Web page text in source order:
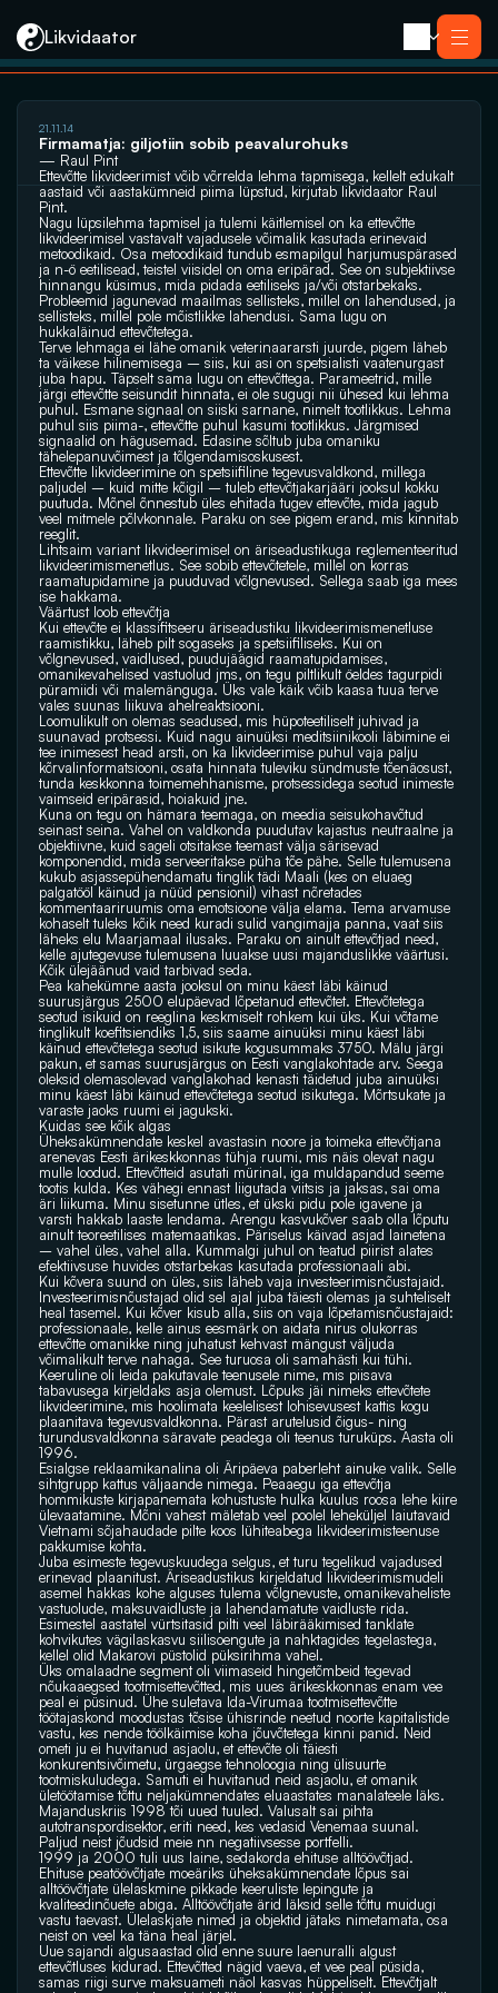
Likvidaator
Teenused
Likvideerimine koos müügiga
Likvideerimine
Saneerimine
Pankrotimenetlus
E-residendi ettevõtte sulgemine
Kontakt
21.11.14
Firmamatja: giljotiin sobib peavalurohuks
— Raul Pint
Ettevõtte likvideerimist võib võrrelda lehma tapmisega, kellelt edukalt
aastaid või aastakümneid piima lüpstud, kirjutab likvidaator Raul
Pint.
Nagu lüpsilehma tapmisel ja tulemi käitlemisel on ka ettevõtte
likvideerimisel vastavalt vajadusele võimalik kasutada erinevaid
metoodikaid. Osa metoodikaid tundub esmapilgul harjumuspärased
ja n-ö eetilisead, teistel viisidel on oma eripärad. See on subjektiivse
hinnangu küsimus, mida pidada eetiliseks ja/või otstarbekaks.
Probleemid jagunevad maailmas sellisteks, millel on lahendused, ja
sellisteks, millel pole mõistlikke lahendusi. Sama lugu on
hukkaläinud ettevõtetega.
Terve lehmaga ei lähe omanik veterinaararsti juurde, pigem läheb
ta väikese hilinemisega – siis, kui asi on spetsialisti vaatenurgast
juba hapu. Täpselt sama lugu on ettevõttega. Parameetrid, mille
järgi ettevõtte seisundit hinnata, ei ole sugugi nii ühesed kui lehma
puhul. Esmane signaal on siiski sarnane, nimelt tootlikkus. Lehma
puhul siis piima-, ettevõtte puhul kasumi tootlikkus. Järgmised
signaalid on hägusemad. Edasine sõltub juba omaniku
tähelepanuvõimest ja tõlgendamisoskusest.
Ettevõtte likvideerimine on spetsiifiline tegevusvaldkond, millega
paljudel – kuid mitte kõigil – tuleb ettevõtjakarjääri jooksul kokku
puutuda. Mõnel õnnestub üles ehitada tugev ettevõte, mida jagub
veel mitmele põlvkonnale. Paraku on see pigem erand, mis kinnitab
reeglit.
Lihtsaim variant likvideerimisel on äriseadustikuga reglementeeritud
likvideerimismenetlus. See sobib ettevõtetele, millel on korras
raamatupidamine ja puuduvad võlgnevused. Sellega saab iga mees
ise hakkama.
Väärtust loob ettevõtja
Kui ettevõte ei klassifitseeru äriseadustiku likvideerimismenetluse
raamistikku, läheb pilt sogaseks ja spetsiifiliseks. Kui on
võlgnevused, vaidlused, puudujäägid raamatupidamises,
omanikevahelised vastuolud jms, on tegu piltlikult öeldes tagurpidi
püramiidi või malemänguga. Üks vale käik võib kaasa tuua terve
vales suunas liikuva ahelreaktsiooni.
Loomulikult on olemas seadused, mis hüpoteetiliselt juhivad ja
suunavad protsessi. Kuid nagu ainuüksi meditsiinikooli läbimine ei
tee inimesest head arsti, on ka likvideerimise puhul vaja palju
kõrvalinformatsiooni, osata hinnata tuleviku sündmuste tõenäosust,
tunda keskkonna toimemehhanisme, protsessidega seotud inimeste
vaimseid eripärasid, hoiakuid jne.
Kuna on tegu on hämara teemaga, on meedia seisukohavõtud
seinast seina. Vahel on valdkonda puudutav kajastus neutraalne ja
objektiivne, kuid sageli otsitakse teemast välja särisevad
komponendid, mida serveeritakse püha tõe pähe. Selle tulemusena
kukub asjassepühendamatu tinglik tädi Maali (kes on eluaeg
palgatööl käinud ja nüüd pensionil) vihast nõretades
kommentaariruumis oma emotsioone välja elama. Tema arvamuse
kohaselt tuleks kõik need kuradi sulid vangimajja panna, vaat siis
läheks elu Maarjamaal ilusaks. Paraku on ainult ettevõtjad need,
kelle ajutegevuse tulemusena luuakse uusi majanduslikke väärtusi.
Kõik ülejäänud vaid tarbivad seda.
Pea kahekümne aasta jooksul on minu käest läbi käinud
suurusjärgus 2500 elupäevad lõpetanud ettevõtet. Ettevõtetega
seotud isikuid on reeglina keskmiselt rohkem kui üks. Kui võtame
tinglikult koefitsiendiks 1,5, siis saame ainuüksi minu käest läbi
käinud ettevõtetega seotud isikute kogusummaks 3750. Mälu järgi
pakun, et samas suurusjärgus on Eesti vanglakohtade arv. Seega
oleksid olemasolevad vanglakohad kenasti täidetud juba ainuüksi
minu käest läbi käinud ettevõtetega seotud isikutega. Mõrtsukate ja
varaste jaoks ruumi ei jagukski.
Kuidas see kõik algas
Üheksakümnendate keskel avastasin noore ja toimeka ettevõtjana
arenevas Eesti ärikeskkonnas tühja ruumi, mis näis olevat nagu
mulle loodud. Ettevõtteid asutati mürinal, iga muldapandud seeme
tootis kulda. Kes vähegi ennast liigutada viitsis ja jaksas, sai oma
äri liikuma. Minu sisetunne ütles, et ükski pidu pole igavene ja
varsti hakkab laaste lendama. Arengu kasvukõver saab olla lõputu
ainult teoreetilises matemaatikas. Päriselus käivad asjad lainetena
– vahel üles, vahel alla. Kummalgi juhul on teatud piirist alates
efektiivsuse huvides otstarbekas kasutada professionaali abi.
Kui kõvera suund on üles, siis läheb vaja investeerimisnõustajaid.
Investeerimisnõustajad olid sel ajal juba täiesti olemas ja suhteliselt
heal tasemel. Kui kõver kisub alla, siis on vaja lõpetamisnõustajaid:
professionaale, kelle ainus eesmärk on aidata nirus olukorras
ettevõtte omanikke ning juhatust kehvast mängust väljuda
võimalikult terve nahaga. See turuosa oli samahästi kui tühi.
Keeruline oli leida pakutavale teenusele nime, mis piisava
tabavusega kirjeldaks asja olemust. Lõpuks jäi nimeks ettevõtete
likvideerimine, mis hoolimata keelelisest lohisevusest kattis kogu
plaanitava tegevusvaldkonna. Pärast arutelusid õigus- ning
turundusvaldkonna säravate peadega oli teenus turuküps. Aasta oli
1996.
Esialgse reklaamikanalina oli Äripäeva paberleht ainuke valik. Selle
sihtgrupp kattus väljaande nimega. Peaaegu iga ettevõtja
hommikuste kirjapanemata kohustuste hulka kuulus roosa lehe kiire
ülevaatamine. Mõni vahest mäletab veel poolel leheküljel laiutavaid
Vietnami sõjahaudade pilte koos lühiteabega likvideerimisteenuse
pakkumise kohta.
Juba esimeste tegevuskuudega selgus, et turu tegelikud vajadused
erinevad plaanitust. Äriseadustikus kirjeldatud likvideerimismudeli
asemel hakkas kohe alguses tulema võlgnevuste, omanikevaheliste
vastuolude, maksuvaidluste ja lahendamatute vaidluste rida.
Esimestel aastatel vürtsitasid pilti veel läbirääkimised tanklate
kohvikutes vägilaskasvu siilisoengute ja nahktagides tegelastega,
kellel olid Makarovi püstolid püksirihma vahel.
Üks omalaadne segment oli viimaseid hingetõmbeid tegevad
nõukaaegsed tootmisettevõtted, mis uues ärikeskkonnas enam vee
peal ei püsinud. Ühe suletava Ida-Virumaa tootmisettevõtte
töötajaskond moodustas tõsise ühisrinde neetud noorte kapitalistide
vastu, kes nende töölkäimise koha jõuvõtetega kinni panid. Neid
ometi ju ei huvitanud asjaolu, et ettevõte oli täiesti
konkurentsivõimetu, ürgaegse tehnoloogia ning ülisuurte
tootmiskuludega. Samuti ei huvitanud neid asjaolu, et omanik
ületöötamise tõttu neljakümnendates eluaastates manalateele läks.
Majanduskriis 1998 tõi uued tuuled. Valusalt sai pihta
autotranspordisektor, eriti need, kes vedasid Venemaa suunal.
Paljud neist jõudsid meie nn negatiivsesse portfelli.
1999 ja 2000 tuli uus laine, sedakorda ehituse alltöövõtjad.
Ehituse peatöövõtjate moeäriks üheksakümnendate lõpus sai
alltöövõtjate ülelaskmine pikkade keeruliste lepingute ja
kvaliteedinõuete abiga. Alltöövõtjate ärid läksid selle tõttu muidugi
vastu taevast. Ülelaskjate nimed ja objektid jätaks nimetamata, osa
neist on veel ka täna heal järjel.
Uue sajandi algusaastad olid enne suure laenuralli algust
ettevõtluses kidurad. Ettevõtted nägid vaeva, et vee peal püsida,
samas riigi surve maksuameti näol kasvas hüppeliselt. Ettevõtjalt